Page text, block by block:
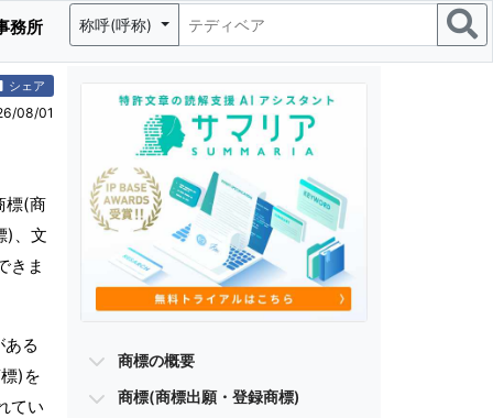
務所 称呼(呼称)
シェア
08/01
標(商
)、文
きま
る
)を
てい
商標の概要
商標(商標出願・登録商標)